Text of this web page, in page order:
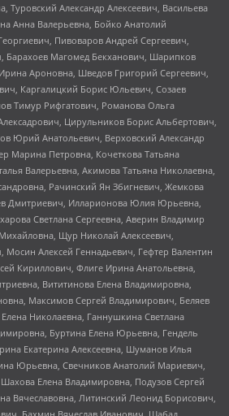
Туровский Александр Алексеевич, Васильева
Анна Валерьевна, Бойко Анатолий
Пивоваров Андрей Сергеевич,
Барахоев Магомед Бекханович, Шарипков
Ароновна, Шведов Григорий Сергеевич,
Каргалицкий Борис Юльевич, Созаев
Тимур Рифгатович, Романова Ольга
Цирульников Борис Альбертович,
Юрий Анатольевич, Верховский Александр
Марина Петровна, Кочеткова Татьяна
Валерьевна, Акимова Татьяна Николаевна,
Рачинский Ян Збигневич, Жемкова
Дмитриевич, Илларионова Юлия Юрьевна,
Светлана Сергеевна, Аверин Владимир
Щур Николай Алексеевич,
Алексей Геннадьевич, Гефтер Валентин
Кириллович, Флиге Ирина Анатольевна,
Вититинова Елена Владимировна,
Максимов Сергей Владимирович, Беляев
Николаевна, Ганнушкина Светлана
Буртина Елена Юрьевна, Гендель
Екатерина Алексеевна, Шуманов Илья
Юрьевна, Свечников Анатолий Мариевич,
Елена Владимировна, Подузов Сергей
Вячеславовна, Литинский Леонид Борисович,